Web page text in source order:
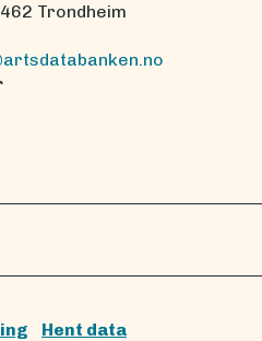
Trondheim
Hent data